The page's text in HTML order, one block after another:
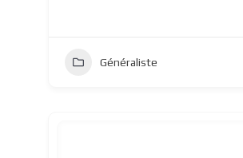
Généraliste